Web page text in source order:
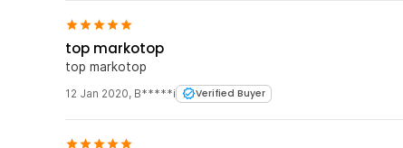
top markotop
top markotop
12 Jan 2020, B*****i Verified Buyer